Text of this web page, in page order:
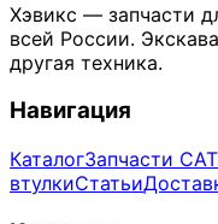
Хэвикс — запчасти
всей России.
другая техника.
Навигация
КаталогЗапчасти
втулкиСтатьи